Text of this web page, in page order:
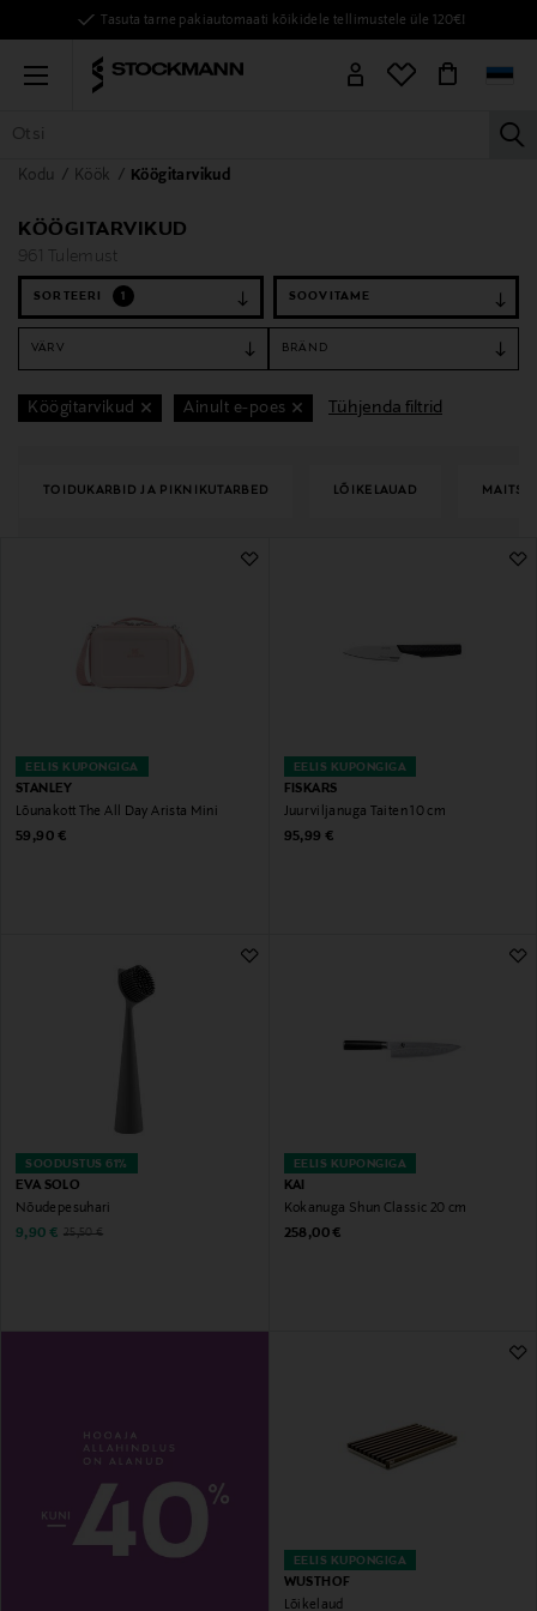
Tasuta tarne pakiautomaati kõikidele tellimustele üle 120€!
Menu
KÕIK TOOTED NAISED
Kodu Köök Köögitarvikud
KÖÖGITARVIKUD
961 Tulemust
SORTEERI 1
VÄRV BRÄND
Köögitarvikud Ainult e-poes Tühjenda filtrid
TOIDUKARBID JA PIKNIKUTARBED LÕIKELAUAD
EELIS KUPONGIGA
STANLEY
Lõunakott The All Day Arista Mini
Original Price
59,90 €
EELIS KUPONGIGA
FISKARS
Juurviljanuga Taiten 10 cm
Original Price
95,99 €
SOODUSTUS 61%
EVA SOLO
Nõudepesuhari
Discounted Price
9,90 € Original Price
25,50 €
EELIS KUPONGIGA
KAI
Kokanuga Shun Classic 20 cm
Original Price
258,00 €
EELIS KUPONGIGA
WUSTHOF
Lõikelaud